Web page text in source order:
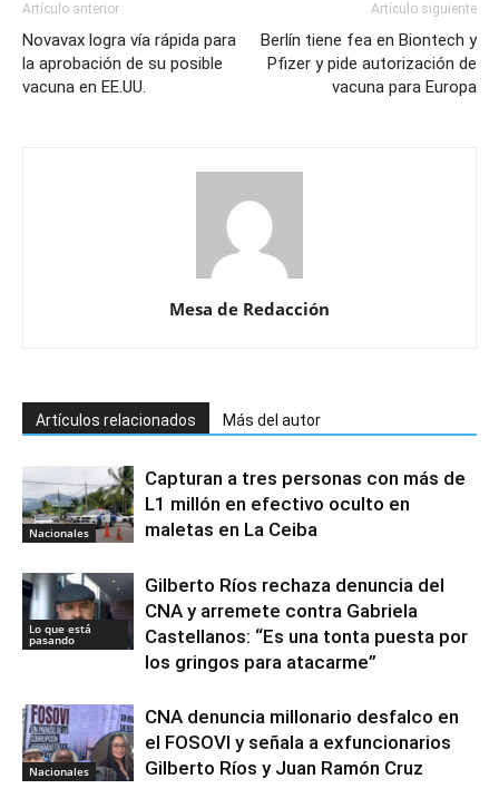
Artículo anterior
Novavax logra vía rápida para
la aprobación de su posible
vacuna en EE.UU.
Artículo siguiente
Berlín tiene fea en Biontech y
Pfizer y pide autorización de
vacuna para Europa
Mesa de Redacción
Artículos relacionados Más del autor
Nacionales
Capturan a tres personas con más de
L1 millón en efectivo oculto en
maletas en La Ceiba
Lo que está
pasando
Gilberto Ríos rechaza denuncia del
CNA y arremete contra Gabriela
Castellanos: “Es una tonta puesta por
los gringos para atacarme”
Nacionales
CNA denuncia millonario desfalco en
el FOSOVI y señala a exfuncionarios
Gilberto Ríos y Juan Ramón Cruz